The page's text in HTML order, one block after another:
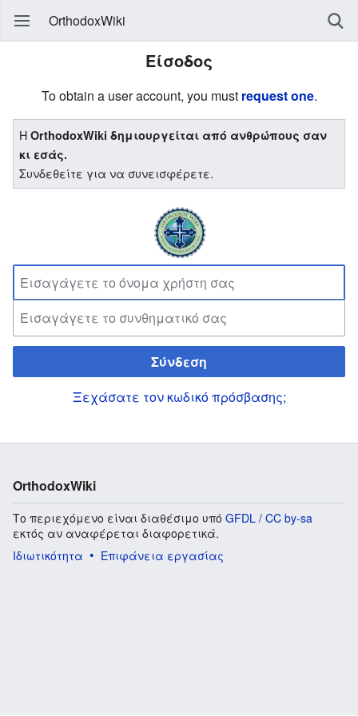
OrthodoxWiki
Είσοδος
To obtain a user account, you must request one.
ΗOrthodoxWiki δημιουργείται από ανθρώπους σαν
κι εσάς.
Συνδεθείτε για να συνεισφέρετε.
Σύνδεση
Ξεχάσατε τον κωδικό πρόσβασης;
OrthodoxWiki
Το περιεχόμενο είναι διαθέσιμο υπό GFDL / CC by-sa
εκτός αν αναφέρεται διαφορετικά.
Ιδιωτικότητα
Επιφάνεια εργασίας